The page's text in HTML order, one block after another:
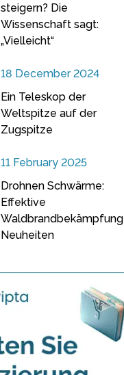
steigern? Die
Wissenschaft sagt:
„Vielleicht“
18 December 2024
Ein Teleskop der
Weltspitze auf der
Zugspitze
11 February 2025
Drohnen Schwärme:
Effektive
Waldbrandbekämpfung
Neuheiten